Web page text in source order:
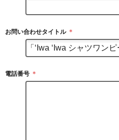
お問い合わせタイトル ＊
電話番号 ＊